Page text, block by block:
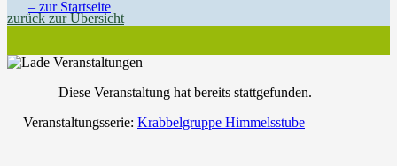
zurück zur Übersicht
Diese Veranstaltung hat bereits stattgefunden.
Veranstaltungsserie: Krabbelgruppe Himmelsstube